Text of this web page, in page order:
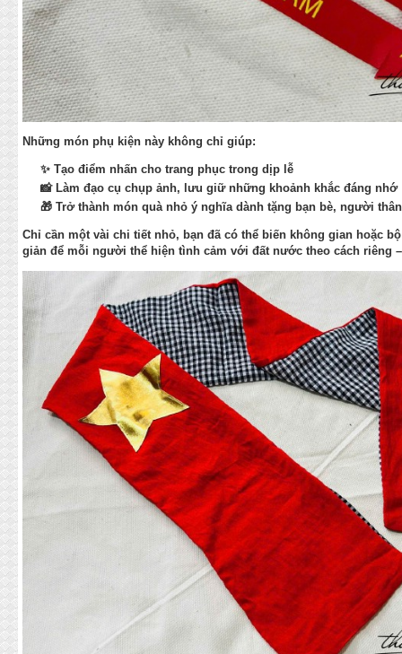
Những món phụ kiện này không chỉ giúp:
✨ Tạo điểm nhấn cho trang phục trong dịp lễ
📸 Làm đạo cụ chụp ảnh, lưu giữ những khoảnh khắc đáng nhớ
🎁 Trở thành món quà nhỏ ý nghĩa dành tặng bạn bè, người thân
Chỉ cần một vài chi tiết nhỏ, bạn đã có thể biến không gian hoặc
giản để mỗi người thể hiện tình cảm với đất nước theo cách riêng